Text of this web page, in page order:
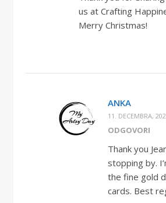
us at Crafting
Merry Christmas!
ANKA
11. DECEMBRA,
ODGOVORI
Thank you
stopping by.
the fine gold
cards. Best